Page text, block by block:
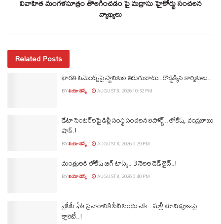
వివాహిత మంగళసూత్రం తొలగించడం పై మద్రాసు హైకోర్టు సంచలన
వ్యాఖ్యలు
Related Posts
భారతి సిమెంట్స్‌పై స్థానికుల తిరుగుబాటు.. రోడ్డెక్కిన కార్మికులు..
BYలియో డెస్క్ AUGUST 8, 2026 10:32 PM
డేటా సెంటర్‌లపై ఢిల్లీ సంస్థ సంచలన రిపోర్ట్.. లోకేష్‌, చంద్రబాబు
షాక్‌.!
BYలియో డెస్క్ AUGUST 8, 2026 9:29 PM
మంత్రులకి లోకేష్‌ బిగ్‌ టాస్క్‌.. 3 నెలల డెడ్‌ లైన్‌..!
BYలియో డెస్క్ AUGUST 8, 2026 6:40 PM
వైసీపీ ఫేక్ ప్రచారానికి పీవీ సింధు చెక్.. మళ్లీ భూమిపూజపై
క్లారిటీ..!